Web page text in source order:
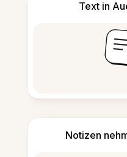
Text in
Notizen